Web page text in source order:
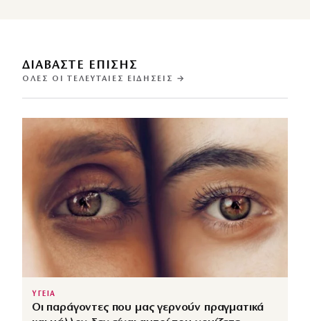
ΔΙΑΒΑΣΤΕ ΕΠΙΣΗΣ
ΌΛΕΣ ΟΙ ΤΕΛΕΥΤΑΊΕΣ ΕΙΔΉΣΕΙΣ →
ΥΓΕΙΑ
Οι παράγοντες που μας γερνούν πραγματικά